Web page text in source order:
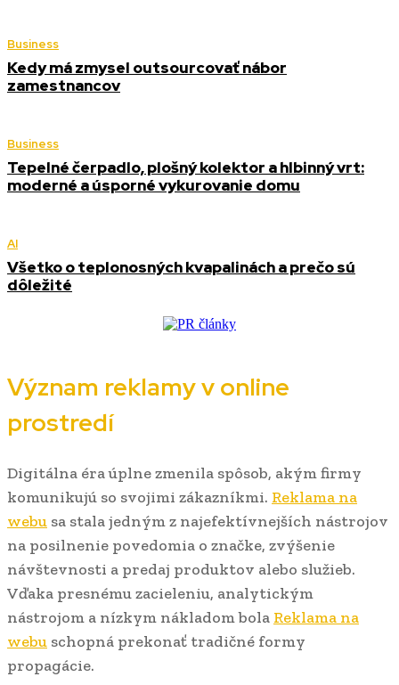
Business
Kedy má zmysel outsourcovať nábor
zamestnancov
Business
Tepelné čerpadlo, plošný kolektor a hlbinný vrt:
moderné a úsporné vykurovanie domu
AI
Všetko o teplonosných kvapalinách a prečo sú
dôležité
Význam reklamy v online
prostredí
Digitálna éra úplne zmenila spôsob, akým firmy
komunikujú so svojimi zákazníkmi. Reklama na
webu sa stala jedným z najefektívnejších nástrojov
na posilnenie povedomia o značke, zvýšenie
návštevnosti a predaj produktov alebo služieb.
Vďaka presnému zacieleniu, analytickým
nástrojom a nízkym nákladom bola Reklama na
webu schopná prekonať tradičné formy
propagácie.